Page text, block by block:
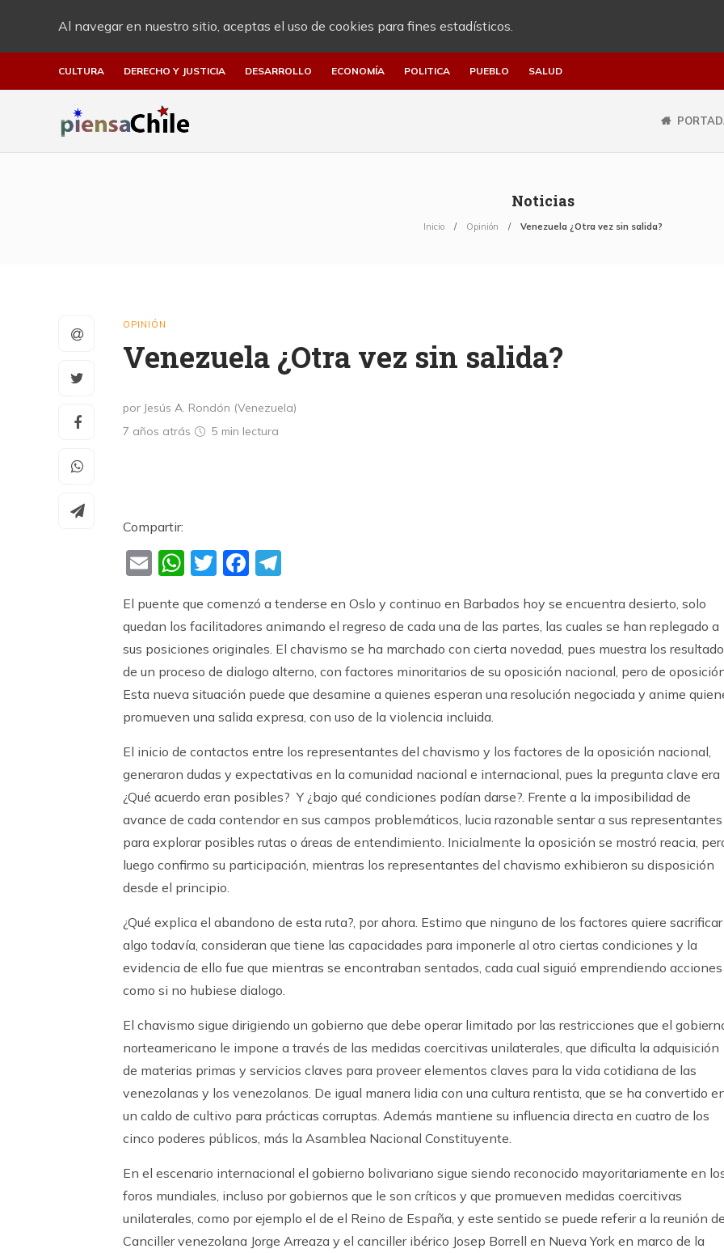
Al navegar en nuestro sitio, aceptas el uso de cookies para fines estadísticos.
CULTURA DERECHO Y JUSTICIA DESARROLLO ECONOMÍA POLITICA PUEBLO SALUD
Noticias
Inicio Opinión Venezuela ¿Otra vez sin salida?
OPINIÓN
Venezuela ¿Otra vez sin salida?
por Jesús A. Rondón (Venezuela)
7 años atrás
5 min lectura
Compartir:
EmailWhatsApp
TwitterFacebook
El puente que comenzó a tenderse en Oslo y continuo en Barbados hoy se encuentra desierto, solo
quedan los facilitadores animando el regreso de cada una de las partes, las cuales se han replegado a
sus posiciones originales. El chavismo se ha marchado con cierta novedad, pues muestra los
de un proceso de dialogo alterno, con factores minoritarios de su oposición nacional, pero de
Esta nueva situación puede que desamine a quienes esperan una resolución negociada y anime
promueven una salida expresa, con uso de la violencia incluida.
El inicio de contactos entre los representantes del chavismo y los factores de la oposición nacional,
generaron dudas y expectativas en la comunidad nacional e internacional, pues la pregunta clave era
¿Qué acuerdo eran posibles? Y ¿bajo qué condiciones podían darse?. Frente a la imposibilidad de
avance de cada contendor en sus campos problemáticos, lucia razonable sentar a sus representantes
para explorar posibles rutas o áreas de entendimiento. Inicialmente la oposición se mostró reacia,
luego confirmo su participación, mientras los representantes del chavismo exhibieron su disposición
desde el principio.
¿Qué explica el abandono de esta ruta?, por ahora. Estimo que ninguno de los factores quiere sacrificar
algo todavía, consideran que tiene las capacidades para imponerle al otro ciertas condiciones y la
evidencia de ello fue que mientras se encontraban sentados, cada cual siguió emprendiendo acciones
como si no hubiese dialogo.
El chavismo sigue dirigiendo un gobierno que debe operar limitado por las restricciones que el
norteamericano le impone a través de las medidas coercitivas unilaterales, que dificulta la adquisición
de materias primas y servicios claves para proveer elementos claves para la vida cotidiana de las
venezolanas y los venezolanos. De igual manera lidia con una cultura rentista, que se ha convertido
un caldo de cultivo para prácticas corruptas. Además mantiene su influencia directa en cuatro de los
cinco poderes públicos, más la Asamblea Nacional Constituyente.
En el escenario internacional el gobierno bolivariano sigue siendo reconocido mayoritariamente en
foros mundiales, incluso por gobiernos que le son críticos y que promueven medidas coercitivas
unilaterales, como por ejemplo el de el Reino de España, y este sentido se puede referir a la reunión
Canciller venezolana Jorge Arreaza y el canciller ibérico Josep Borrell en Nueva York en marco de la